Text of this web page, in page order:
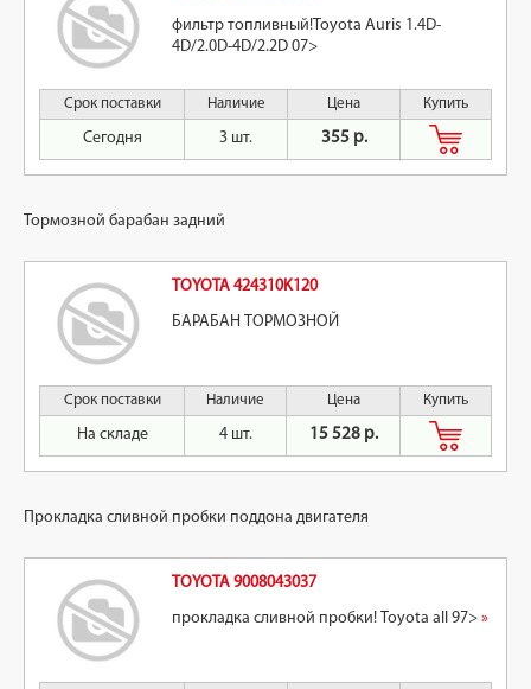
фильтр топливный!Toyota Auris 1.4D-
4D/2.0D-4D/2.2D 07>
Срок поставки Наличие Цена Купить
Сегодня 3 шт. 355 р.
Тормозной барабан задний
TOYOTA 424310K120
БАРАБАН ТОРМОЗНОЙ
Срок поставки Наличие Цена Купить
На складе 4 шт. 15 528 р.
Прокладка сливной пробки поддона двигателя
TOYOTA 9008043037
прокладка сливной пробки! Toyota all 97> »